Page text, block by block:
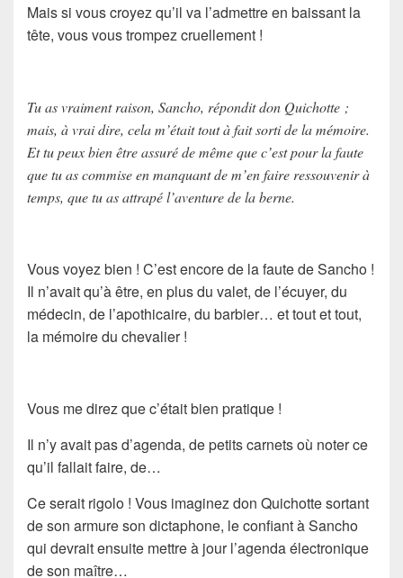
Mais si vous croyez qu’il va l’admettre en baissant la
tête, vous vous trompez cruellement !
Tu as vraiment raison, Sancho, répondit don Quichotte ;
mais, à vrai dire, cela m’était tout à fait sorti de la mémoire.
Et tu peux bien être assuré de même que c’est pour la faute
que tu as commise en manquant de m’en faire ressouvenir à
temps, que tu as attrapé l’aventure de la berne.
Vous voyez bien ! C’est encore de la faute deSancho !
Il n’avait qu’à être, en plus du valet, de l’écuyer, du
médecin, de l’apothicaire, du barbier… et tout et tout,
la mémoire du chevalier !
Vous me direz que c’était bien pratique !
Il n’y avait pas d’agenda, de petits carnets où noter ce
qu’il fallait faire, de…
Ce serait rigolo ! Vous imaginez don Quichottesortant
de son armure son dictaphone, le confiant àSancho
qui devrait ensuite mettre à jour l’agenda électronique
de son maître…